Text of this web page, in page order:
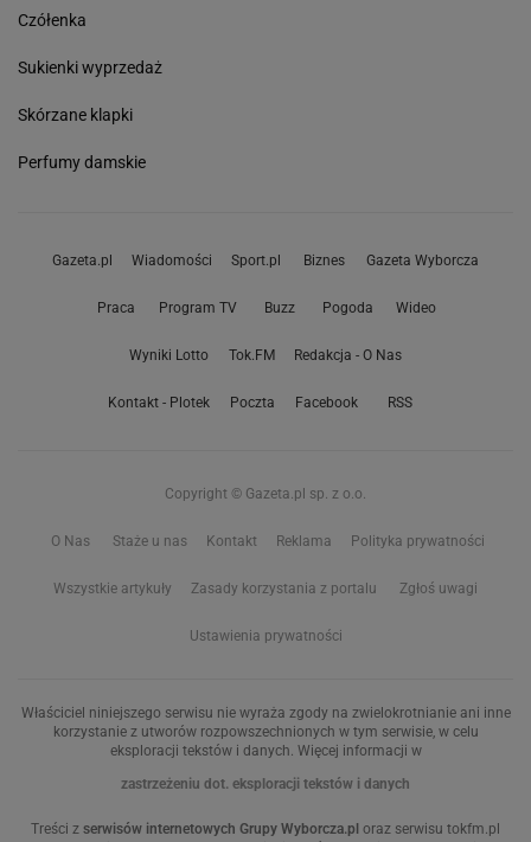
Czółenka
Sukienki wyprzedaż
Skórzane klapki
Perfumy damskie
Gazeta.pl Wiadomości Sport.pl Biznes Gazeta Wyborcza
Praca Program TV Buzz Pogoda Wideo
Wyniki Lotto Tok.FM Redakcja - O Nas
Kontakt - Plotek Poczta Facebook RSS
Copyright © Gazeta.pl sp. z o.o.
O Nas Staże u nas Kontakt Reklama Polityka prywatności
Wszystkie artykuły Zasady korzystania z portalu Zgłoś uwagi
Ustawienia prywatności
Właściciel niniejszego serwisu nie wyraża zgody na zwielokrotnianie ani inne
korzystanie z utworów rozpowszechnionych w tym serwisie, w celu
eksploracji tekstów i danych. Więcej informacji w
zastrzeżeniu dot. eksploracji tekstów i danych
Treści z serwisów internetowych Grupy Wyborcza.pl oraz serwisu tokfm.pl